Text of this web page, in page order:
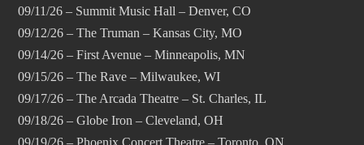
09/11/26 – Summit Music Hall – Denver, CO
09/12/26 – The Truman – Kansas City, MO
09/14/26 – First Avenue – Minneapolis, MN
09/15/26 – The Rave – Milwaukee, WI
09/17/26 – The Arcada Theatre – St. Charles, IL
09/18/26 – Globe Iron – Cleveland, OH